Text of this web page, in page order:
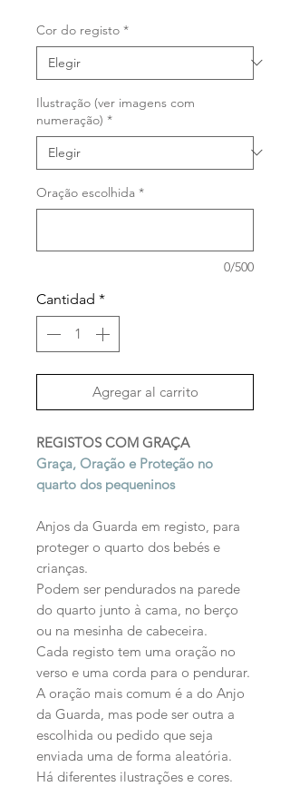
Cor do registo *
Ilustração (ver imagens com
numeração) *
Oração escolhida *
0/500
Cantidad *
Agregar al carrito
REGISTOS COM GRAÇA
Graça, Oração e Proteção no
quarto dos pequeninos
Anjos da Guarda em registo, para
proteger o quarto dos bebés e
crianças.
Podem ser pendurados na parede
do quarto junto à cama, no berço
ou na mesinha de cabeceira.
Cada registo tem uma oração no
verso e uma corda para o pendurar.
A oração mais comum é a do Anjo
da Guarda, mas pode ser outra a
escolhida ou pedido que seja
enviada uma de forma aleatória.
Há diferentes ilustrações e cores.